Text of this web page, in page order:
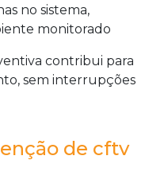
no sistema,
monitorado
contribui para
sem interrupções
de cftv